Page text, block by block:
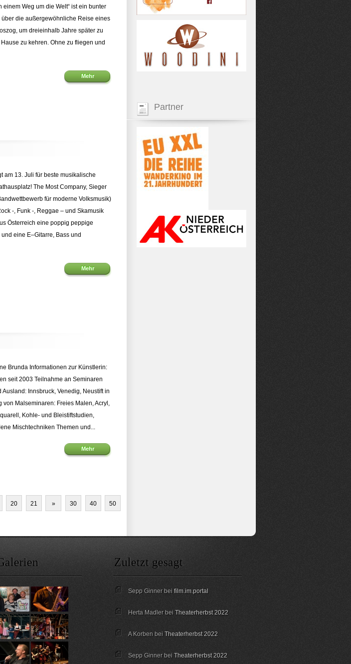
einem Weg um die Welt“ ist ein bunter
die außergewöhnliche Reise eines
um dreieinhalb Jahre später zu
zu kehren. Ohne zu fliegen und
Mehr
am 13. Juli für beste musikalische
The Most Company, Sieger
für moderne Volksmusik)
-, Funk -, Reggae – und Skamusik
Österreich eine poppig peppige
eine E–Gitarre, Bass und
Mehr
Brunda Informationen zur Künstlerin:
seit 2003 Teilnahme an Seminaren
Innsbruck, Venedig, Neustift in
von Malseminaren: Freies Malen, Acryl,
Kohle- und Bleistiftstudien,
Mischtechniken Themen und...
Mehr
20 21 » 30 40 50
Partner
Zuletzt gesagt
Sepp Ginner bei film.im.portal
Herta Madler bei Theaterherbst 2022
A Korben bei Theaterherbst 2022
Sepp Ginner bei Theaterherbst 2022